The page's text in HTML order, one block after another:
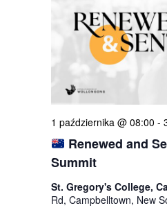
Renewed and
Summit
1 października @ 08:00 -
St. Gregory's College,
Rd, Campbelltown, New